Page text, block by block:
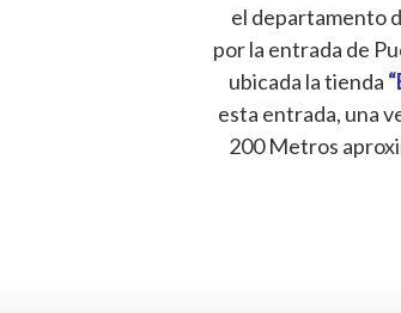
el departamento
por la entrada de
ubicada la tienda
esta entrada, una
200 Metros